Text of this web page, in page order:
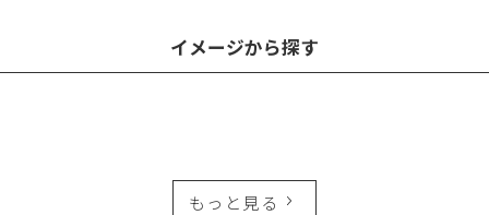
イメージから探す
もっと見る